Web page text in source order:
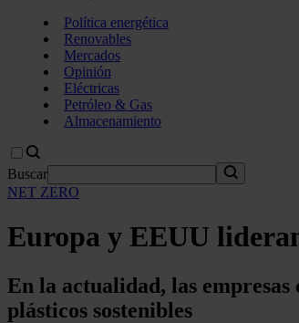
Política energética
Renovables
Mercados
Opinión
Eléctricas
Petróleo & Gas
Almacenamiento
Buscar
NET ZERO
Europa y EEUU
En la actualidad, las
plásticos sostenibles